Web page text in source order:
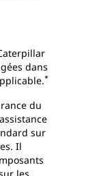
dans
*
du
sur
Il